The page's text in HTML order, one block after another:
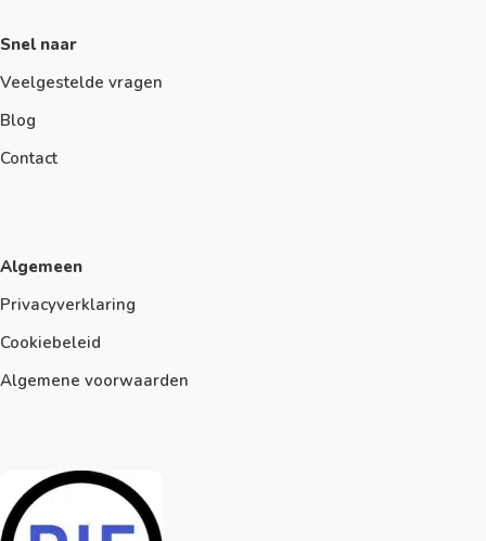
Snel naar
Veelgestelde vragen
Blog
Contact
Algemeen
Privacyverklaring
Cookiebeleid
Algemene voorwaarden